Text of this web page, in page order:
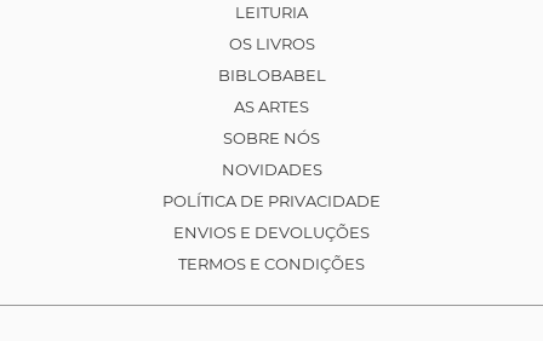
LEITURIA
OS LIVROS
BIBLOBABEL
AS ARTES
SOBRE NÓS
NOVIDADES
POLÍTICA DE PRIVACIDADE
ENVIOS E DEVOLUÇÕES
TERMOS E CONDIÇÕES